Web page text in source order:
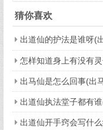
身上有没有仙家,老感
猜你喜欢
出道仙的护法是谁呀(
怎样知道身上有没有
体)出马仙是怎么回事(出
出道仙执法堂子都有
出道仙开手窍会写什